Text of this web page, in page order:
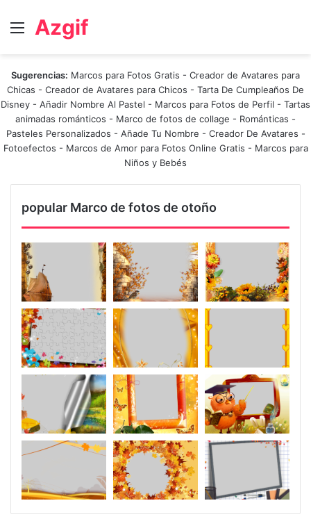
Menú
Azgif
Sugerencias: Marcos para Fotos Gratis - Creador de Avatares para
Chicas - Creador de Avatares para Chicos - Tarta De Cumpleaños De
Disney - Añadir Nombre Al Pastel - Marcos para Fotos de Perfil - Tartas
animadas románticos - Marco de fotos de collage - Románticas -
Pasteles Personalizados - Añade Tu Nombre - Creador De Avatares -
Fotoefectos - Marcos de Amor para Fotos Online Gratis - Marcos para
Niños y Bebés
popular Marco de fotos de otoño